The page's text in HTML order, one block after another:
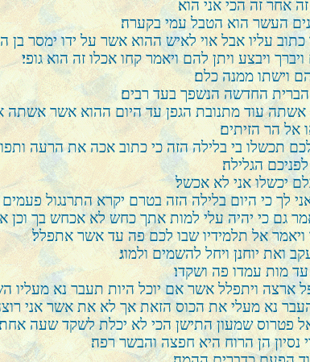
אחר זה הכי אני הוא׃
העשר הוא הטבל עמי בקערה׃
עליו אבל אוי לאיש ההוא אשר על ידו ימסר בן
ויבצע ויתן להם ויאמר קחו אכלו זה הוא גופי׃
וישתו ממנה כלם׃
החדשה הנשפך בעד רבים׃
עוד מתנובת הגפן עד היום ההוא אשר אשתה
אל הר הזיתים׃
תכשלו בי בלילה הזה כי כתוב אכה את הרעה
הגלילה׃
יכשלו אני לא אכשל׃
לך כי היום בלילה הזה בטרם יקרא התרנגול
גם כי יהיה עלי למות אתך כחש לא אכחש בך וכן
ויאמר אל תלמידיו שבו לכם פה עד אשר אתפלל׃
ואת יוחנן ויחל להשמים ולמוג׃
מות עמדו פה ושקדו׃
ארצה ויתפלל אשר אם יוכל היות תעבר נא מעליו
נא מעלי את הכוס הזאת אך לא את אשר אני
אל פטרוס שמעון התישן הכי לא יכלת לשקד שעה
נסיון הן הרוח היא חפצה והבשר רפה׃